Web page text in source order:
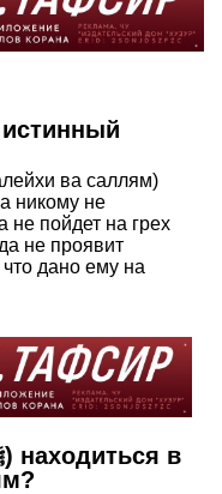
истинный
ва саллям)
никому не
не пойдет на грех
не проявит
дано ему на